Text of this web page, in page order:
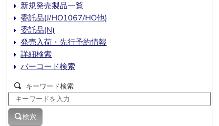
新規発売製品一覧
委託品(J/HO1067/HO他)
委託品(N)
発売入荷・先行予約情報
詳細検索
バーコード検索
キーワード検索
検索